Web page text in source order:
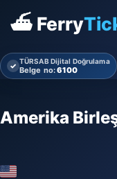
⛴ Ferry
✓ TÜRSAB Dijital Doğrulama
Belge no:6100
Amerika